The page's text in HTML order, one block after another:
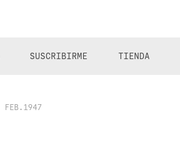
SUSCRIBIRME TIENDA
FEB.1947